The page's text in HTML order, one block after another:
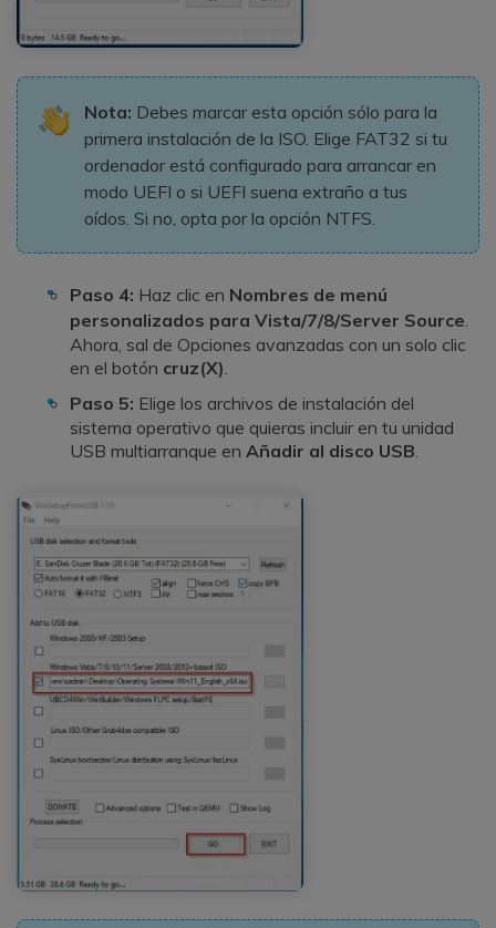
Nota: Debes marcar esta opción sólo para la
primera instalación de la ISO. Elige FAT32 si tu
ordenador está configurado para arrancar en
modo UEFI o si UEFI suena extraño a tus
oídos. Si no, opta por la opción NTFS.
Paso 4: Haz clic en Nombres de menú
personalizados para Vista/7/8/Server Source
Ahora, sal de Opciones avanzadas con un solo clic
en el botón cruz(X)
Paso 5: Elige los archivos de instalación del
sistema operativo que quieras incluir en tu unidad
USB multiarranque en Añadir al disco USB.